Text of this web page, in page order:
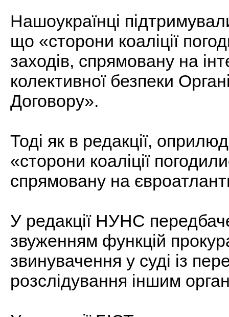
Нашоукраїнці
що «сторони коаліції
заходів, спрямовану на
колективної безпеки
Договору».
Тоді як в редакції,
«сторони коаліції
спрямовану на
У редакції НУНС
звуженням функцій
звинувачення у суді із
розслідування іншим